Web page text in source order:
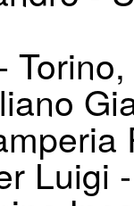
Luigi